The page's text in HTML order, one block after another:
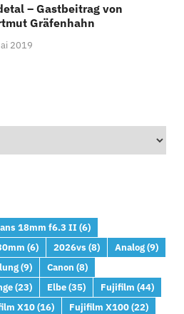
– Gastbeitrag von
Gräfenhahn
2019
18mm f6.3 II (6)
(6) 2026vs (8) Analog(9)
(9) Canon (8)
(23) Elbe(35) Fujifilm (44)
X10(16) Fujifilm X100(22)